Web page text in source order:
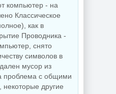
компьютер - на
Классическое
как в
Проводника -
снято
символов в
мусор из
проблема с общими
другие